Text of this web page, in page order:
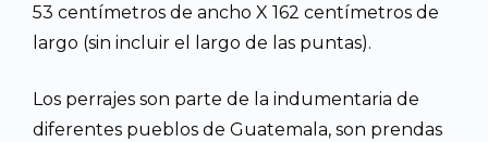
53 centímetros de ancho X 162 centímetros de
largo (sin incluir el largo de las puntas).
Los perrajes son parte de la indumentaria de
diferentes pueblos de Guatemala, son prendas